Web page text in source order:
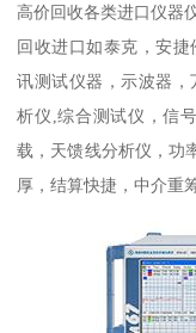
高价回收各类进口仪器
回收进口如泰克，安
讯测试仪器，示波器
析仪,综合测试仪，信
载，天馈线分析仪，功
厚，结算快捷，中介重筹